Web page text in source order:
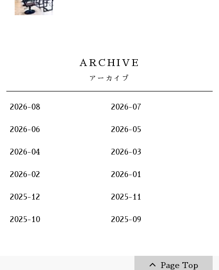
ARCHIVE
アーカイブ
2026-08 2026-07
2026-06 2026-05
2026-04 2026-03
2026-02 2026-01
2025-12 2025-11
2025-10 2025-09
Page Top